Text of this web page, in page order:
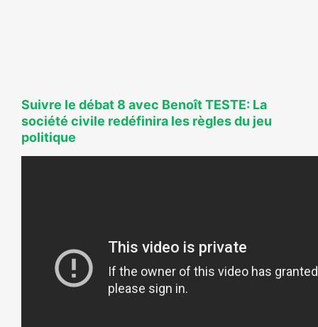
Suivre le débat 8 avec Benoît TESTE: La
société civile redéfinira les règles du jeu
politique